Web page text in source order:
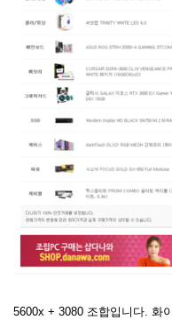
5600x + 3080 조합입니다. 화